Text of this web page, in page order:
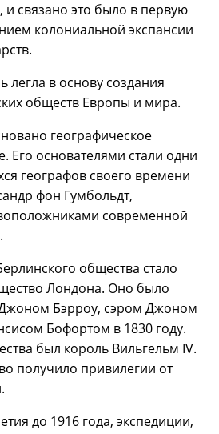
и связано это было в первую
колониальной экспансии
легла в основу создания
обществ Европы и мира.
географическое
Его основателями стали одни
географов своего времени
фон Гумбольдт,
современной
общества стало
Лондона. Оно было
Бэрроу, сэром Джоном
Бофортом в 1830 году.
был король Вильгельм IV.
получило привилегии от
до 1916 года, экспедиции,